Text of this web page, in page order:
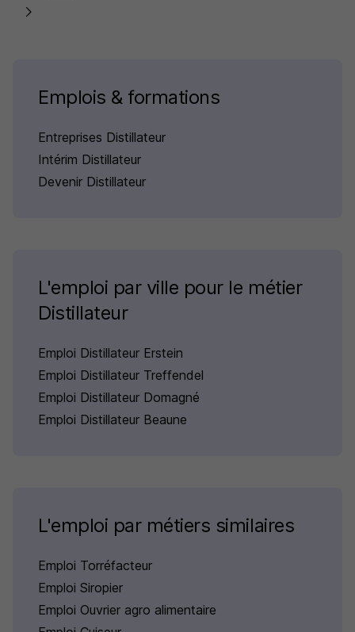
Emplois & formations
Entreprises Distillateur
Intérim Distillateur
Devenir Distillateur
L'emploi par ville pour le métier
Distillateur
Emploi Distillateur Erstein
Emploi Distillateur Treffendel
Emploi Distillateur Domagné
Emploi Distillateur Beaune
L'emploi par métiers similaires
Emploi Torréfacteur
Emploi Siropier
Emploi Ouvrier agro alimentaire